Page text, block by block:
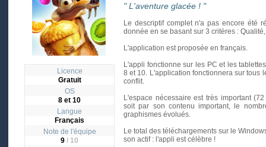
Licence
Gratuit
OS
8 et 10
Langue
Français
Note de l'équipe
9 / 10
" L'aventure glacée ! "
Le descriptif complet n'a pas encore été
donnée en se basant sur 3 critères :
L'application est proposée en français.
L'appli fonctionne sur les PC et les
8 et 10. L'application fonctionnera sur tous
conflit.
L'espace nécessaire est très important
soit par son contenu important, le
graphismes évolués.
Le total des téléchargements sur le
son actif : l'appli est célèbre !